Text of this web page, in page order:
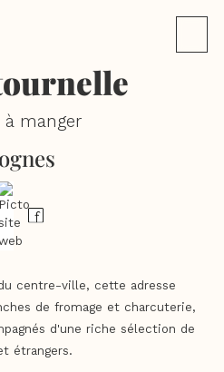
à manger
centre-ville, cette adresse
de fromage et charcuterie,
d'une riche sélection de
étrangers.